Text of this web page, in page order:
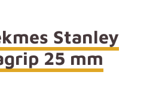
Stanley
25 mm